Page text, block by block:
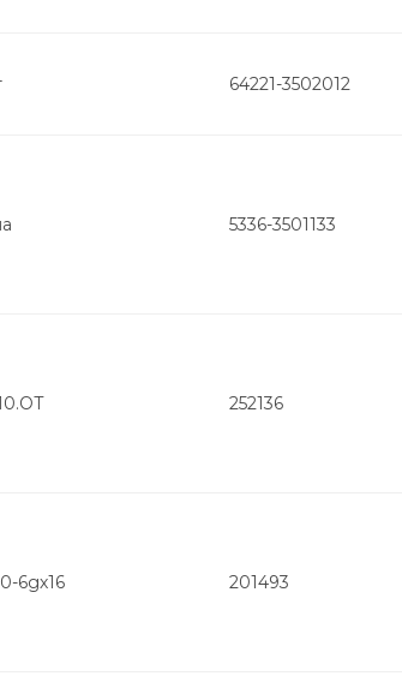
64221-3502012
5336-3501133
252136
6gх16 201493